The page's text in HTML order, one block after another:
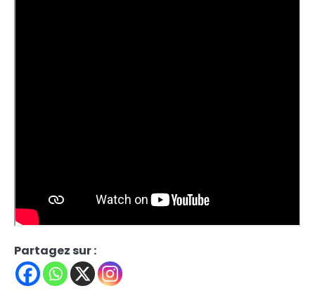
Partagez sur :